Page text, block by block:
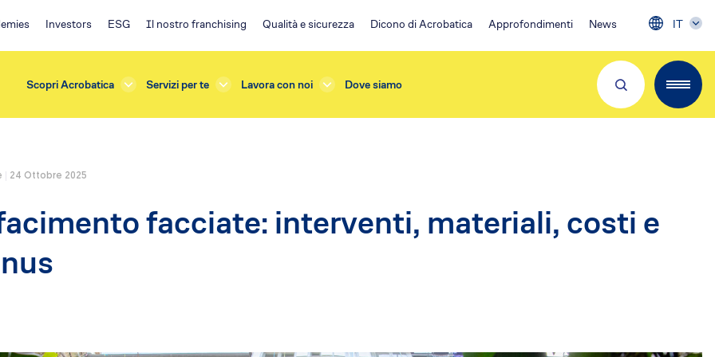
Investors ESG Il nostro franchising Qualità e sicurezza Dicono di Acrobatica Approfondimenti News IT
e Manutenzioni
ESG
Ambiente
Scopri Acrobatica Servizi per te Lavora con noi Dove siamo
24 Ottobre 2025
facciate: interventi, materiali, costi e